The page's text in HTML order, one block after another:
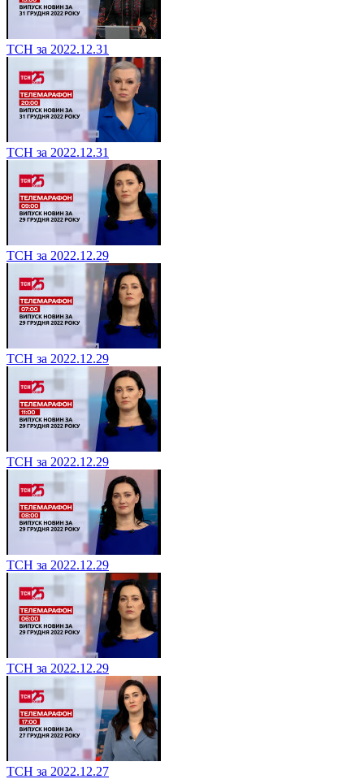
ТСН за 2022.12.31
ТСН за 2022.12.31
ТСН за 2022.12.29
ТСН за 2022.12.29
ТСН за 2022.12.29
ТСН за 2022.12.29
ТСН за 2022.12.29
ТСН за 2022.12.27